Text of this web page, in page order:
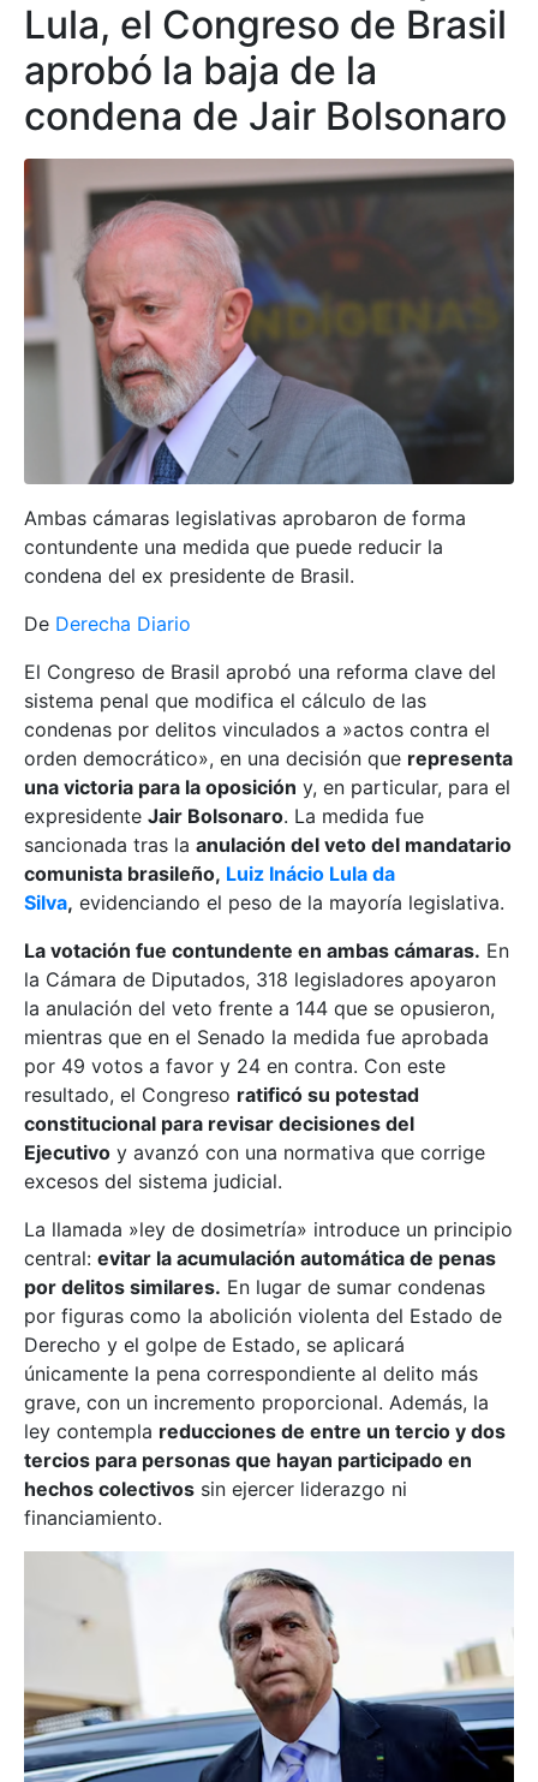
Lula, el Congreso de Brasil
aprobó la baja de la
condena de Jair Bolsonaro
Ambas cámaras legislativas aprobaron de forma
contundente una medida que puede reducir la
condena del ex presidente de Brasil.
De Derecha Diario
El Congreso de Brasil aprobó una reforma clave del
sistema penal que modifica el cálculo de las
condenas por delitos vinculados a »actos contra el
orden democrático», en una decisión que representa
una victoria para la oposición y, en particular, para el
expresidente Jair Bolsonaro. La medida fue
sancionada tras la anulación del veto del mandatario
comunista brasileño, Luiz Inácio Lula da
Silva, evidenciando el peso de la mayoría legislativa.
La votación fue contundente en ambas cámaras. En
la Cámara de Diputados, 318 legisladores apoyaron
la anulación del veto frente a 144 que se opusieron,
mientras que en el Senado la medida fue aprobada
por 49 votos a favor y 24 en contra. Con este
resultado, el Congreso ratificó su potestad
constitucional para revisar decisiones del
Ejecutivo y avanzó con una normativa que corrige
excesos del sistema judicial.
La llamada »ley de dosimetría» introduce un principio
central: evitar la acumulación automática de penas
por delitos similares. En lugar de sumar condenas
por figuras como la abolición violenta del Estado de
Derecho y el golpe de Estado, se aplicará
únicamente la pena correspondiente al delito más
grave, con un incremento proporcional. Además, la
ley contempla reducciones de entre un tercio y dos
tercios para personas que hayan participado en
hechos colectivos sin ejercer liderazgo ni
financiamiento.